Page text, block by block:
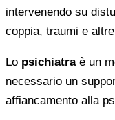
intervenendo su
coppia, traumi e
Lo psichiatraè un
necessario un
affiancamento alla